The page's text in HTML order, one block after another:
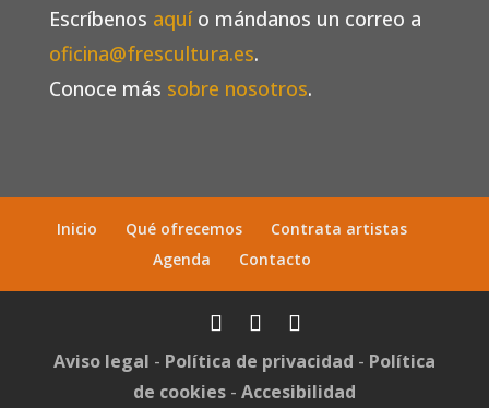
Escríbenos aquío mándanos un correo a
oficina@frescultura.es.
Conoce más sobre nosotros.
Inicio Qué ofrecemos
Contrata artistas
Agenda
Contacto
Aviso legal - Política de privacidad - Política
de cookies- Accesibilidad